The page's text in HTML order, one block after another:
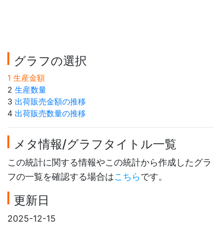
グラフの選択
1 生産金額
2 生産数量
3 出荷販売金額の推移
4 出荷販売数量の推移
メタ情報/グラフタイトル一覧
この統計に関する情報やこの統計から作成したグラ
フの一覧を確認する場合はこちらです。
更新日
2025-12-15